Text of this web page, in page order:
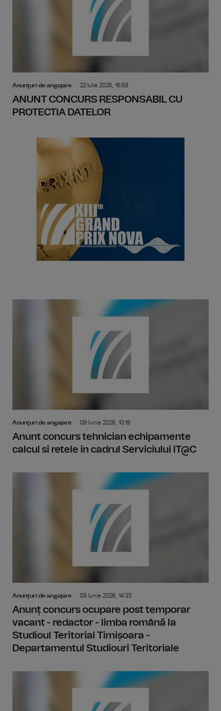
Anunţuri de angajare 22 Iulie 2026, 16:58
ANUNT CONCURS RESPONSABIL CU
PROTECTIA DATELOR
Anunţuri de angajare 09 Iunie 2026, 10:19
Anunt concurs tehnician echipamente
calcul si retele in cadrul Serviciului IT@C
Anunţuri de angajare 05 Iunie 2026, 14:35
Anunț concurs ocupare post temporar
vacant - redactor - limba română la
Studioul Teritorial Timișoara -
Departamentul Studiouri Teritoriale